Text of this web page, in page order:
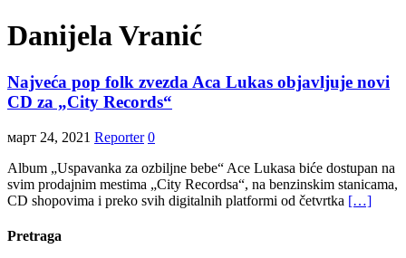
Danijela Vranić
Najveća pop folk zvezda Aca Lukas objavljuje novi
CD za „City Records“
март 24, 2021 Reporter 0
Album „Uspavanka za ozbiljne bebe“ Ace Lukasa biće dostupan na
svim prodajnim mestima „City Recordsa“, na benzinskim stanicama,
CD shopovima i preko svih digitalnih platformi od četvrtka […]
Pretraga